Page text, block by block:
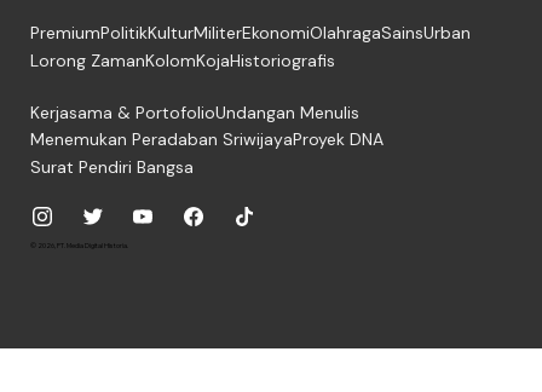
PremiumPolitikKulturMiliterEkonomiOlahragaSainsUrban
Lorong ZamanKolomKojaHistoriografis
Kerjasama & PortofolioUndangan Menulis
Menemukan Peradaban SriwijayaProyek DNA
Surat Pendiri Bangsa
© 2026, PT. Media Digital Historia.